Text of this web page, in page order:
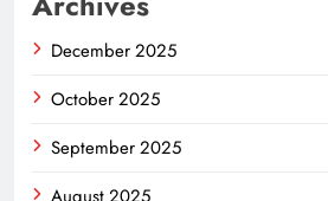
December 2025
October 2025
September 2025